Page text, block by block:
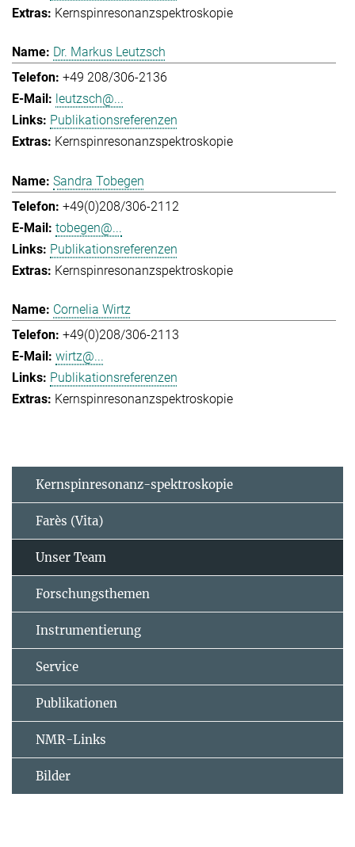
Kernspinresonanzspektroskopie
Dr. Markus Leutzsch
+49 208/306-2136
leutzsch@...
Publikationsreferenzen
Kernspinresonanzspektroskopie
Sandra Tobegen
+49(0)208/306-2112
tobegen@...
Publikationsreferenzen
Kernspinresonanzspektroskopie
Cornelia Wirtz
+49(0)208/306-2113
wirtz@...
Publikationsreferenzen
Kernspinresonanzspektroskopie
Kernspinresonanz-spektroskopie
Farès (Vita)
Unser Team
Forschungsthemen
Instrumentierung
Service
Publikationen
NMR-Links
Bilder